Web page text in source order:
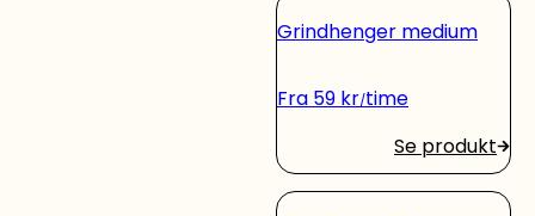
Grindhenger medium
Fra 59 kr time
Se produkt